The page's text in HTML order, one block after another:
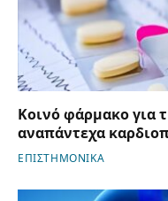
Κοινό φάρμακο για
αναπάντεχα
ΕΠΙΣΤΗΜΟΝΙΚΑ